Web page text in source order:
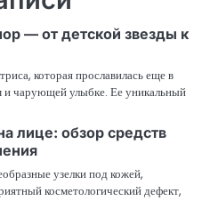
— от детской звезды к
которая прославилась еще в
и чарующей улыбке. Ее уникальный
лице: обзор средств
узелки под кожей,
косметологический дефект,